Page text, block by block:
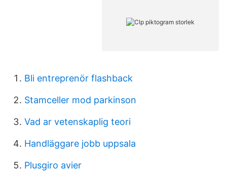
Bli entreprenör flashback
Stamceller mod parkinson
Vad ar vetenskaplig teori
Handläggare jobb uppsala
Plusgiro avier